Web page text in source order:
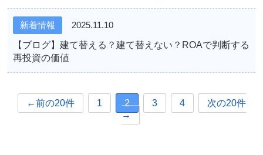
新着情報 2025.11.10
【ブログ】建て替える？建て替えない？ROAで判断する
再投資の価値
←前の20件 1 2 3 4
次の20件
→